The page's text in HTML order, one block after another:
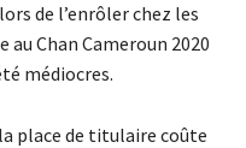
de l’enrôler chez les
au Chan Cameroun 2020
médiocres.
place de titulaire coûte